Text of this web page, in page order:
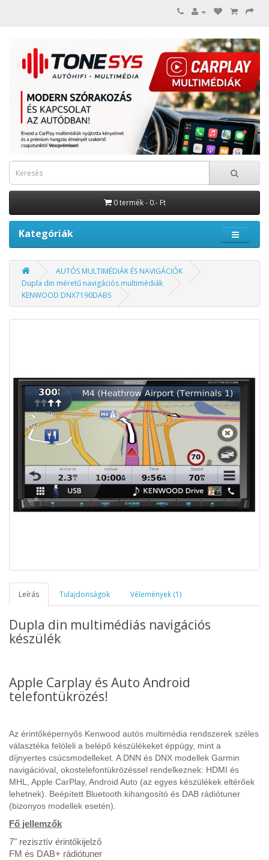
0 termék - 0.- Ft
Kategóriák
AUTÓS MULTIMÉDIÁK ÉS NAVIGÁCIÓK
Dupla din méretű navigációs multimédiák
KENWOOD DNX7190DABS
Leírás Tulajdonságok Vélemények (1)
Dupla din multimédiás navigációs
készülék
Apple Carplay és Auto Android
telefontükrözés!
Az érintőképernyős Kenwood autós multimédia rendszerek széles
választéka felöleli a belépő készülékeket éppúgy, mint a
díjnyertes csúcsmodelleket. A DNN és DNX modellek Garmin
navigációval, okostelefontükrözéssel rendelkeznek: HDMI és
MHL, Apple CarPlay, Android Auto (az egyes készülékek eltérőek
lehetnek). Beépített Bluetooth kihangosító és DAB rádiótuner
(bizonyos modellek esetén).
Fő jellemzők
7" rezisztív érintőkijelző
FM és DAB+ rádiótuner